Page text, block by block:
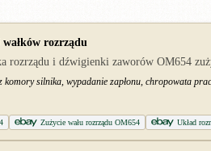
rozrządu
rozrządu i dźwigienki zaworów OM654
komory silnika, wypadanie zapłonu, chropowata
Zużycie wału rozrządu OM654 Układ